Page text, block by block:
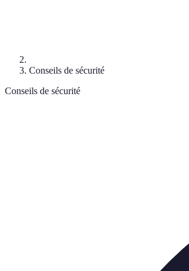
Conseils de sécurité
Conseils de sécurité